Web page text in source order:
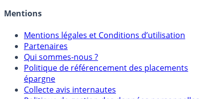
Crédit immobilier
Mentions
Mentions légales et Conditions d’utilisation
Partenaires
Qui sommes-nous ?
Politique de référencement des placements